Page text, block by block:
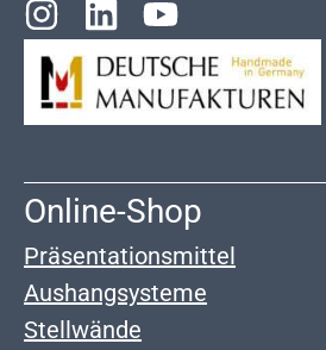
Online-Shop
Präsentationsmittel
Aushangsysteme
Stellwände